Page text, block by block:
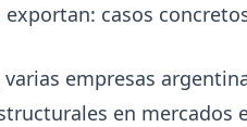
lista: laminados
exportan: casos
empresas
en mercados